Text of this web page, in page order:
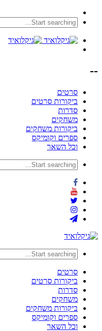
--
סרטים
ביקורות סרטים
סדרות
משחקים
ביקורות משחקים
ספרים וקומיקס
וכל השאר
סרטים
ביקורות סרטים
סדרות
משחקים
ביקורות משחקים
ספרים וקומיקס
וכל השאר